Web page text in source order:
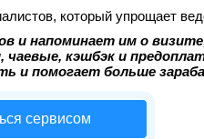
который упрощает
и напоминает им о
чаевые, кэшбэк и
и помогает больше
сервисом